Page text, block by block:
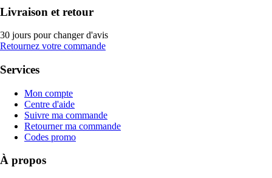
Livraison et retour
30 jours pour changer d'avis
Retournez votre commande
Services
Mon compte
Centre d'aide
Suivre ma commande
Retourner ma commande
Codes promo
À propos